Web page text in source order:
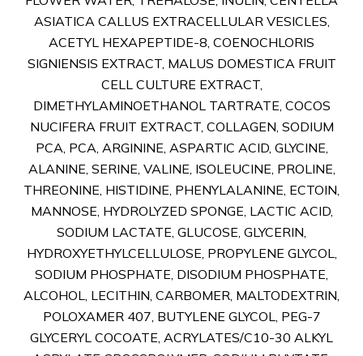
ASIATICA CALLUS EXTRACELLULAR VESICLES,
ACETYL HEXAPEPTIDE-8, COENOCHLORIS
SIGNIENSIS EXTRACT, MALUS DOMESTICA FRUIT
CELL CULTURE EXTRACT,
DIMETHYLAMINOETHANOL TARTRATE, COCOS
NUCIFERA FRUIT EXTRACT, COLLAGEN, SODIUM
PCA, PCA, ARGININE, ASPARTIC ACID, GLYCINE,
ALANINE, SERINE, VALINE, ISOLEUCINE, PROLINE,
THREONINE, HISTIDINE, PHENYLALANINE, ECTOIN,
MANNOSE, HYDROLYZED SPONGE, LACTIC ACID,
SODIUM LACTATE, GLUCOSE, GLYCERIN,
HYDROXYETHYLCELLULOSE, PROPYLENE GLYCOL,
SODIUM PHOSPHATE, DISODIUM PHOSPHATE,
ALCOHOL, LECITHIN, CARBOMER, MALTODEXTRIN,
POLOXAMER 407, BUTYLENE GLYCOL, PEG-7
GLYCERYL COCOATE, ACRYLATES/C10-30 ALKYL